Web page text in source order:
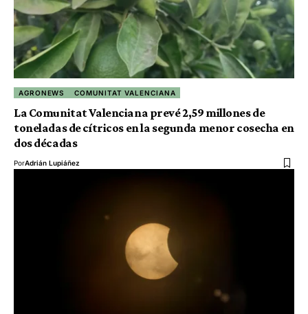
AGRONEWS COMUNITAT VALENCIANA
La Comunitat Valenciana prevé 2,59 millones de
toneladas de cítricos en la segunda menor cosecha en
dos décadas
PorAdrián Lupiáñez